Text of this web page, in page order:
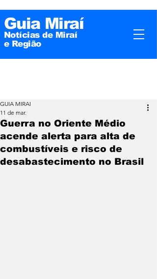
Guia Miraí
Notícias de Miraí
e Região
Guerra no Oriente Médio
acende alerta para alta de
combustíveis e risco de
desabastecimento no Brasil
GUIA MIRAI
11 de mar.